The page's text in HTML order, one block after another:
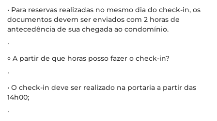
• Para reservas realizadas no mesmo dia do check-in, os
documentos devem ser enviados com 2 horas de
antecedência de sua chegada ao condomínio.
∙
◊ A partir de que horas posso fazer o check-in?
∙
• O check-in deve ser realizado na portaria a partir das
14h00;
∙